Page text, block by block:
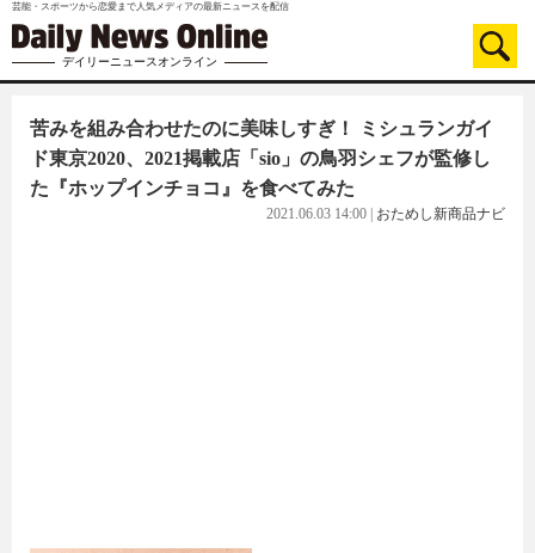
芸能・スポーツから恋愛まで人気メディアの最新ニュースを配信
デイリーニュースオンライン
苦みを組み合わせたのに美味しすぎ！ ミシュランガイ
ド東京2020、2021掲載店「sio」の鳥羽シェフが監修し
た『ホップインチョコ』を食べてみた
2021.06.03 14:00 おためし新商品ナビ